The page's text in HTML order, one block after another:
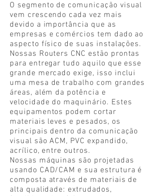
O segmento de comunicação visual
vem crescendo cada vez mais
devido a importância que as
empresas e comércios tem dado ao
aspecto físico de suas instalações.
Nossas Routers CNC estão prontas
para entregar tudo aquilo que esse
grande mercado exige, isso inclui
uma mesa de trabalho com grandes
áreas, além da potência e
velocidade do maquinário. Estes
equipamentos podem cortar
materiais leves e pesados, os
principais dentro da comunicação
visual são ACM, PVC expandido,
acrílico, entre outros.
Nossas máquinas são projetadas
usando CAD/CAM e sua estrutura é
composta através de materiais de
alta qualidade: extrudados,